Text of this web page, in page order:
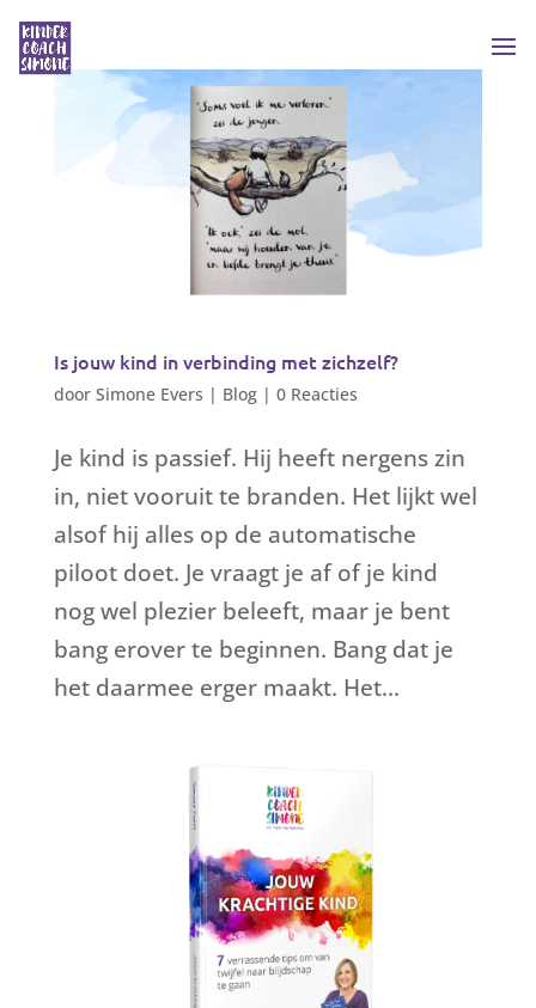
Is jouw kind in verbinding met zichzelf?
door Simone Evers | Blog| 0 Reacties
Je kind is passief. Hij heeft nergens zin
in, niet vooruit te branden. Het lijkt wel
alsof hij alles op de automatische
piloot doet. Je vraagt je af of je kind
nog wel plezier beleeft, maar je bent
bang erover te beginnen. Bang dat je
het daarmee erger maakt. Het...